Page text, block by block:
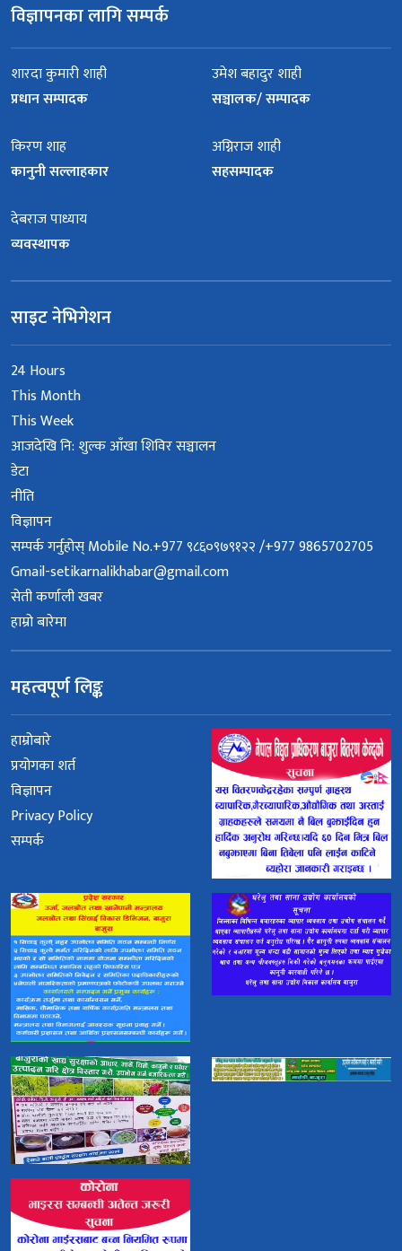
विज्ञापनका लागि सम्पर्क
शारदा कुमारी शाही
प्रधान सम्पादक
उमेश बहादुर शाही
सञ्चालक/ सम्पादक
किरण शाह
कानुनी सल्लाहकार
अग्निराज शाही
सहसम्पादक
देबराज पाध्याय
व्यवस्थापक
साइट नेभिगेशन
24 Hours
This Month
This Week
आजदेखि नि: शुल्क आँखा शिविर सञ्चालन
डेटा
नीति
विज्ञापन
सम्पर्क गर्नुहोस् Mobile No.+977 ९८६०९७९१२२ /+977 9865702705
Gmail-setikarnalikhabar@gmail.com
सेती कर्णाली खबर
हाम्रो बारेमा
महत्वपूर्ण लिङ्क
हाम्रोबारे
प्रयोगका शर्त
विज्ञापन
Privacy Policy
सम्पर्क